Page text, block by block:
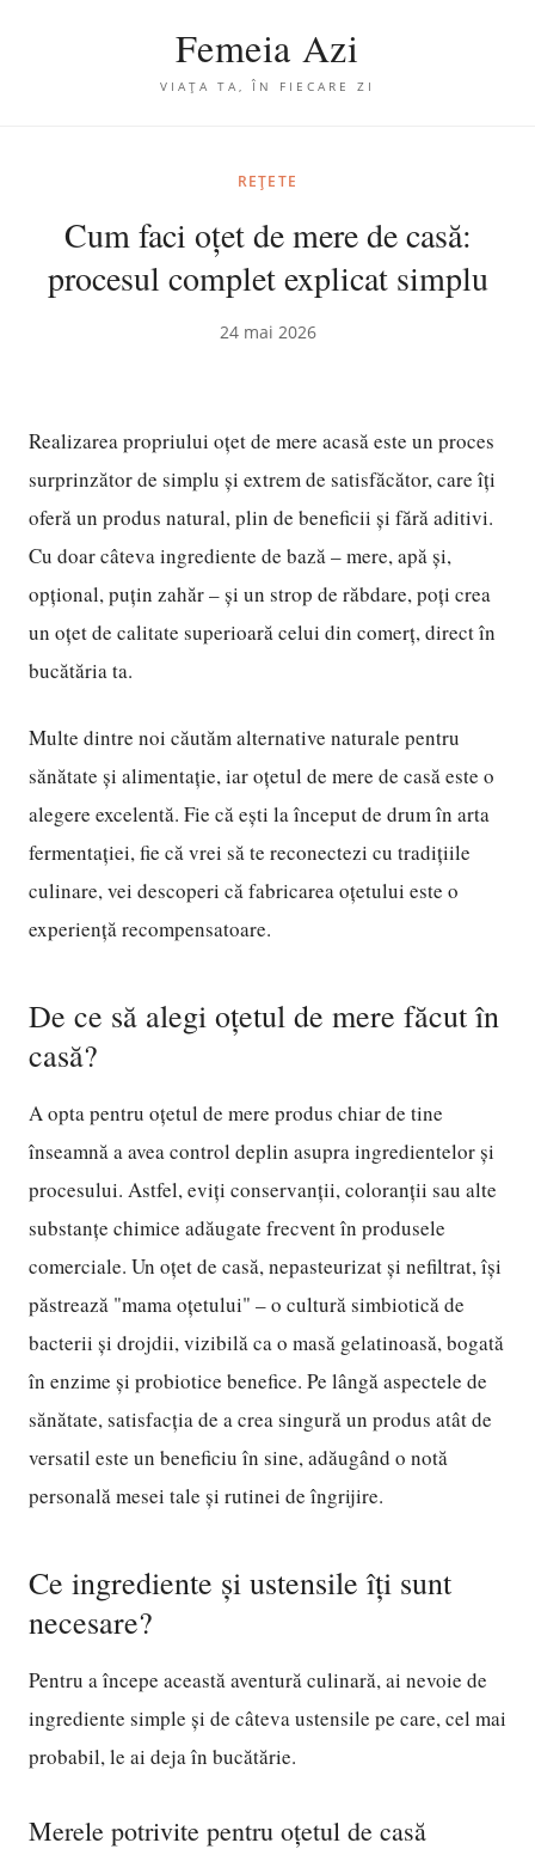
Femeia Azi
VIAȚA TA, ÎN FIECARE ZI
REȚETE
Cum faci oțet de mere de casă:
procesul complet explicat simplu
24 mai 2026
Realizarea propriului oțet de mere acasă este un proces
surprinzător de simplu și extrem de satisfăcător, care îți
oferă un produs natural, plin de beneficii și fără aditivi.
Cu doar câteva ingrediente de bază – mere, apă și,
opțional, puțin zahăr – și un strop de răbdare, poți crea
un oțet de calitate superioară celui din comerț, direct în
bucătăria ta.
Multe dintre noi căutăm alternative naturale pentru
sănătate și alimentație, iar oțetul de mere de casă este o
alegere excelentă. Fie că ești la început de drum în arta
fermentației, fie că vrei să te reconectezi cu tradițiile
culinare, vei descoperi că fabricarea oțetului este o
experiență recompensatoare.
De ce să alegi oțetul de mere făcut în
casă?
A opta pentru oțetul de mere produs chiar de tine
înseamnă a avea control deplin asupra ingredientelor și
procesului. Astfel, eviți conservanții, coloranții sau alte
substanțe chimice adăugate frecvent în produsele
comerciale. Un oțet de casă, nepasteurizat și nefiltrat, își
păstrează "mama oțetului" – o cultură simbiotică de
bacterii și drojdii, vizibilă ca o masă gelatinoasă, bogată
în enzime și probiotice benefice. Pe lângă aspectele de
sănătate, satisfacția de a crea singură un produs atât de
versatil este un beneficiu în sine, adăugând o notă
personală mesei tale și rutinei de îngrijire.
Ce ingrediente și ustensile îți sunt
necesare?
Pentru a începe această aventură culinară, ai nevoie de
ingrediente simple și de câteva ustensile pe care, cel mai
probabil, le ai deja în bucătărie.
Merele potrivite pentru oțetul de casă